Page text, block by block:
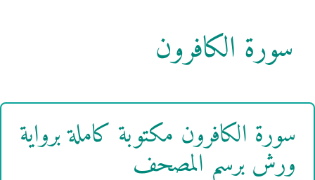
سورة الكافرون
سورة الكافرون مكتوبة كاملة برواية
ورش برسم المصحف